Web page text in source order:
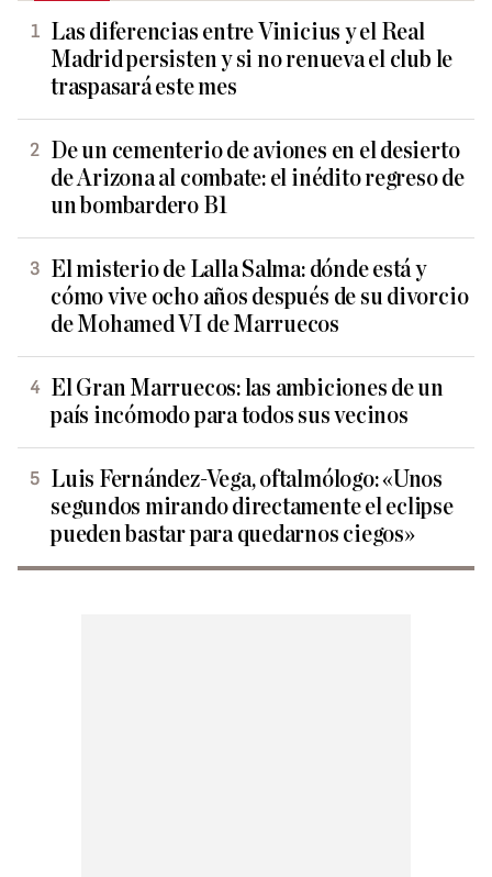
Las diferencias entre Vinicius y el Real
Madrid persisten y si no renueva el club le
traspasará este mes
De un cementerio de aviones en el desierto
de Arizona al combate: el inédito regreso de
un bombardero B1
El misterio de Lalla Salma: dónde está y
cómo vive ocho años después de su divorcio
de Mohamed VI de Marruecos
El Gran Marruecos: las ambiciones de un
país incómodo para todos sus vecinos
Luis Fernández-Vega, oftalmólogo: «Unos
segundos mirando directamente el eclipse
pueden bastar para quedarnos ciegos»